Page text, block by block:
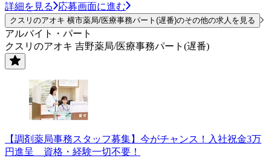
詳細を見る 応募画面に進む
クスリのアオキ 横市薬局/医療事務パート(遅番)のその他の求人を見る
アルバイト・パート
クスリのアオキ 吉野薬局/医療事務パート(遅番)
【調剤薬局事務スタッフ募集】今がチャンス！入社祝金3万
円進呈 資格・経験一切不要！